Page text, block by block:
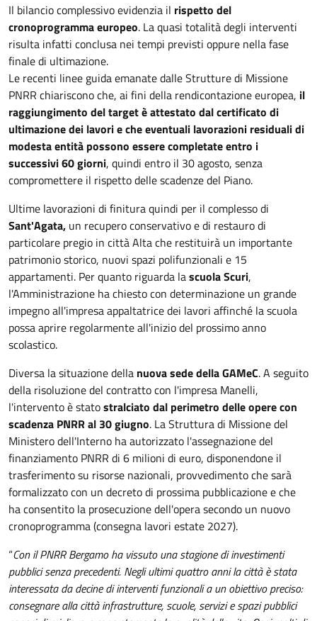
Il bilancio complessivo evidenzia il rispetto del
cronoprogramma europeo. La quasi totalità degli interventi
risulta infatti conclusa nei tempi previsti oppure nella fase
finale di ultimazione.
Le recenti linee guida emanate dalle Strutture di Missione
PNRR chiariscono che, ai fini della rendicontazione europea, il
raggiungimento del target è attestato dal certificato di
ultimazione dei lavori e che eventuali lavorazioni residuali di
modesta entità possono essere completate entro i
successivi 60 giorni, quindi entro il 30 agosto, senza
compromettere il rispetto delle scadenze del Piano.
Ultime lavorazioni di finitura quindi per il complesso di
Sant'Agata, un recupero conservativo e di restauro di
particolare pregio in città Alta che restituirà un importante
patrimonio storico, nuovi spazi polifunzionali e 15
appartamenti. Per quanto riguarda lascuola Scuri,
l'Amministrazione ha chiesto con determinazione un grande
impegno all'impresa appaltatrice dei lavori affinché la scuola
possa aprire regolarmente all'inizio del prossimo anno
scolastico.
Diversa la situazione della nuova sede della GAMeC. A seguito
della risoluzione del contratto con l'impresa Manelli,
l'intervento è statostralciato dal perimetro delle opere con
scadenza PNRR al 30 giugno. La Struttura di Missione del
Ministero dell'Interno ha autorizzato l'assegnazione del
finanziamento PNRR di 6 milioni di euro, disponendone il
trasferimento su risorse nazionali, provvedimento che sarà
formalizzato con un decreto di prossima pubblicazione e che
ha consentito la prosecuzione dell'opera secondo un nuovo
cronoprogramma (consegna lavori estate 2027).
“Con il PNRR Bergamo ha vissuto una stagione di investimenti
pubblici senza precedenti. Negli ultimi quattro anni la città è stata
interessata da decine di interventi funzionali a un obiettivo preciso:
consegnare alla città infrastrutture, scuole, servizi e spazi pubblici